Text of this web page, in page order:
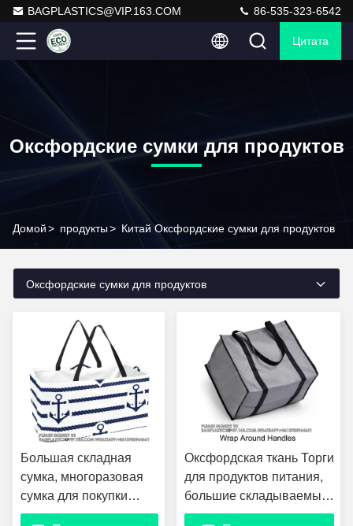
BAGPLASTICS@VIP.163.COM 86-535-323-6542
Цитата
Оксфордские сумки для продуктов
Домой> продукты> Китай Оксфордские сумки для продуктов
Оксфордские сумки для продуктов
Большая складная
сумка, многоразовая
сумка для покупки
продуктов питания,
Оксфордская ткань Торги
для продуктов питания,
большие складываемые
сумки для покупок,